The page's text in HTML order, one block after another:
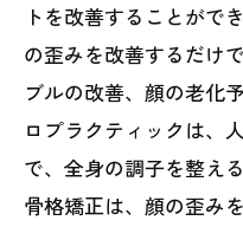
トを改善することがで
の歪みを改善するだけ
ブルの改善、顔の老化
ロプラクティックは、
で、全身の調子を整え
骨格矯正は、顔の歪み